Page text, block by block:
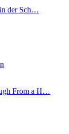
der Sch…
From a H…